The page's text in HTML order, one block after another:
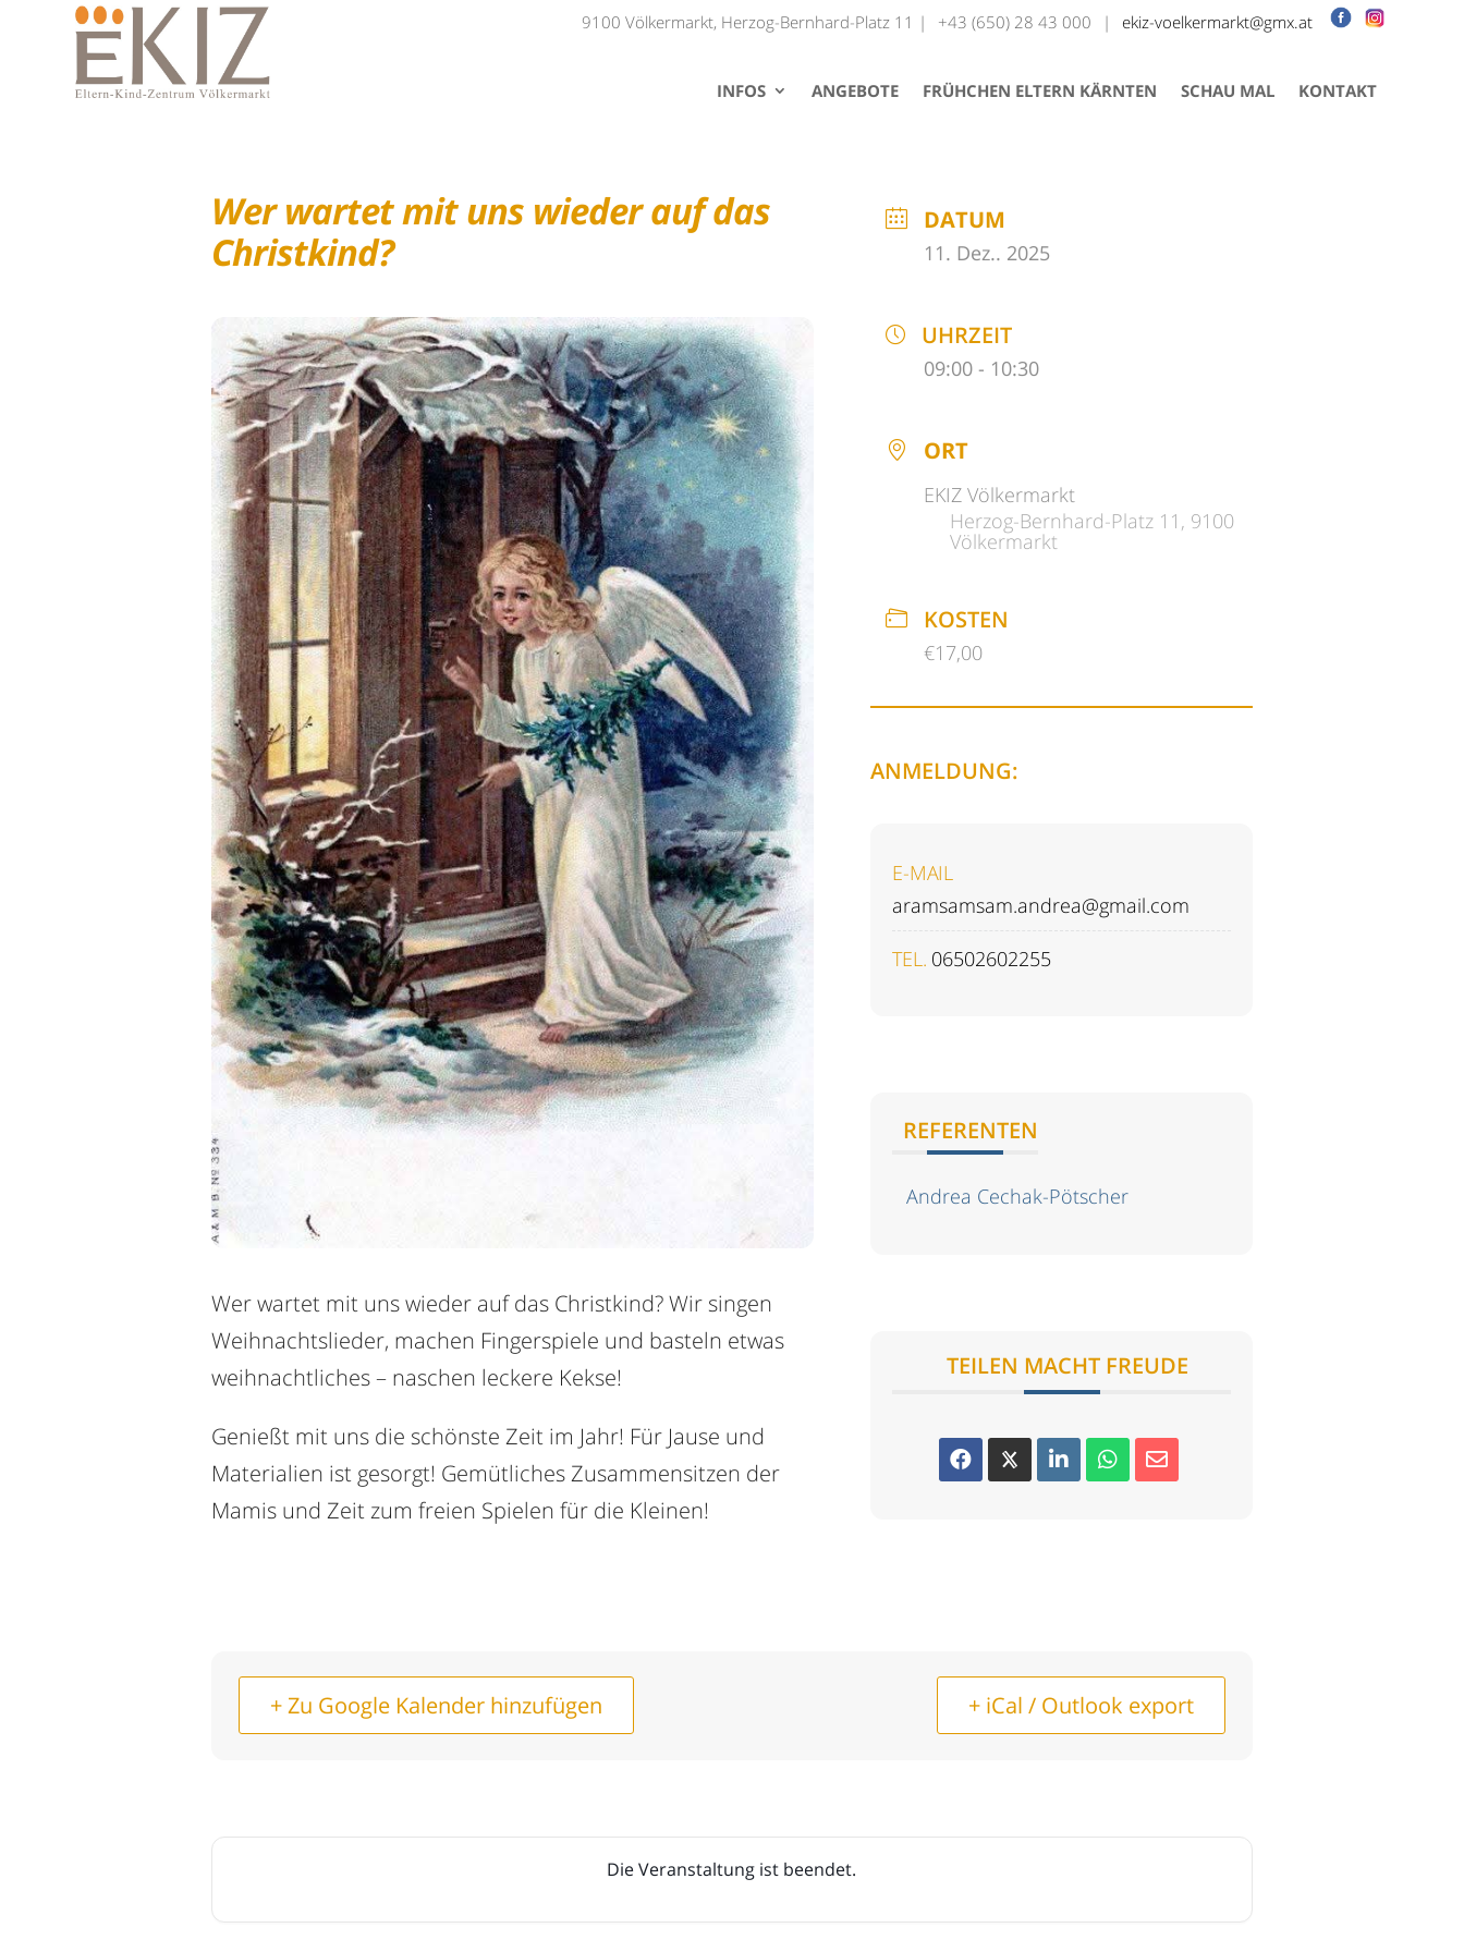
9100 Völkermarkt, Herzog-Bernhard-Platz 11 | +43 (650) 28 43 000 | ekiz-voelkermarkt@gmx.at
INFOS ANGEBOTE FRÜHCHEN ELTERN KÄRNTEN SCHAU MAL KONTAKT
Wer wartet mit uns wieder auf das
Christkind?
Wer wartet mit uns wieder auf das Christkind? Wir singen
Weihnachtslieder, machen Fingerspiele und basteln etwas
weihnachtliches – naschen leckere Kekse!
Genießt mit uns die schönste Zeit im Jahr! Für Jause und
Materialien ist gesorgt! Gemütliches Zusammensitzen der
Mamis und Zeit zum freien Spielen für die Kleinen!
DATUM
11. Dez.. 2025
UHRZEIT
09:00 - 10:30
ORT
EKIZ Völkermarkt
Herzog-Bernhard-Platz 11, 9100
Völkermarkt
KOSTEN
€17,00
ANMELDUNG:
E-MAIL
aramsamsam.andrea@gmail.com
TEL. 06502602255
REFERENTEN
Andrea Cechak-Pötscher
TEILEN MACHT FREUDE
+ Zu Google Kalender hinzufügen + iCal / Outlook export
Die Veranstaltung ist beendet.